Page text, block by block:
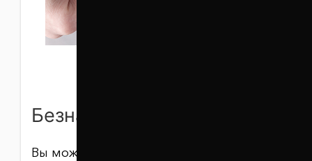
Безналичный расчет
Вы можете оплатить заказ онлайн